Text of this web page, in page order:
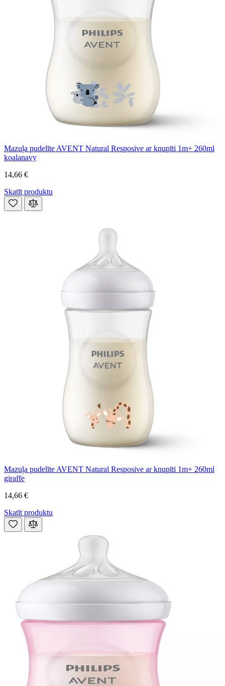
Mazuļa pudelīte AVENT Natural Resposive ar knupīti 1m+ 260ml
koalanavy
14,66 €
Skatīt produktu
Mazuļa pudelīte AVENT Natural Resposive ar knupīti 1m+ 260ml
giraffe
14,66 €
Skatīt produktu